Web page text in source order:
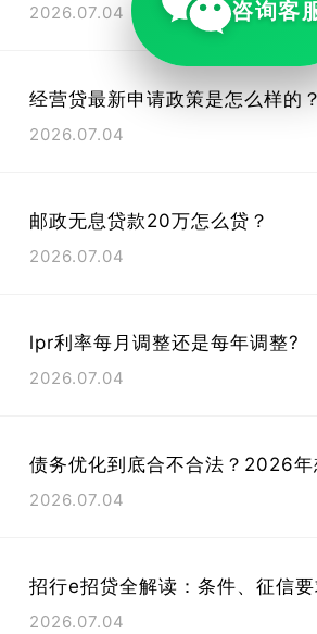
2026.07.04
经营贷最新申请政策是怎么样的？
2026.07.04
邮政无息贷款20万怎么贷？
2026.07.04
lpr利率每月调整还是每年调整?
2026.07.04
债务优化到底合不合法？2026年
2026.07.04
招行e招贷全解读：条件、征信
2026.07.04
咨询客